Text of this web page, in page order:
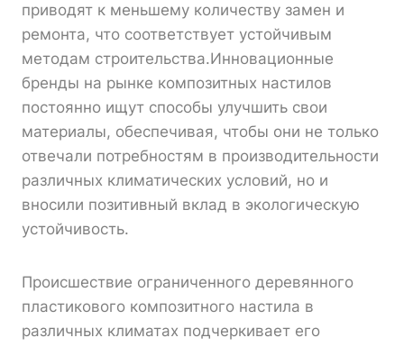
приводят к меньшему количеству замен и
ремонта, что соответствует устойчивым
методам строительства.Инновационные
бренды на рынке композитных настилов
постоянно ищут способы улучшить свои
материалы, обеспечивая, чтобы они не только
отвечали потребностям в производительности
различных климатических условий, но и
вносили позитивный вклад в экологическую
устойчивость.
Происшествие ограниченного деревянного
пластикового композитного настила в
различных климатах подчеркивает его